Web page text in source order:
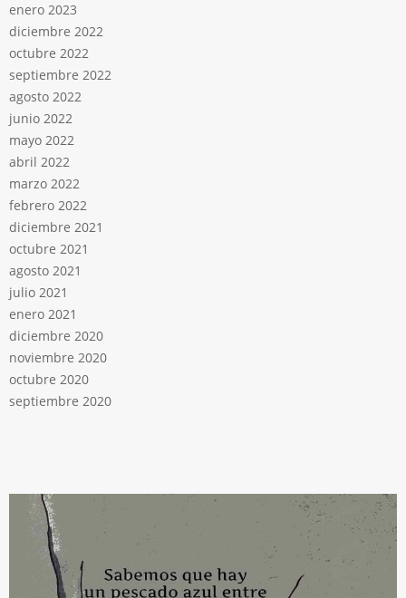
enero 2023
diciembre 2022
octubre 2022
septiembre 2022
agosto 2022
junio 2022
mayo 2022
abril 2022
marzo 2022
febrero 2022
diciembre 2021
octubre 2021
agosto 2021
julio 2021
enero 2021
diciembre 2020
noviembre 2020
octubre 2020
septiembre 2020